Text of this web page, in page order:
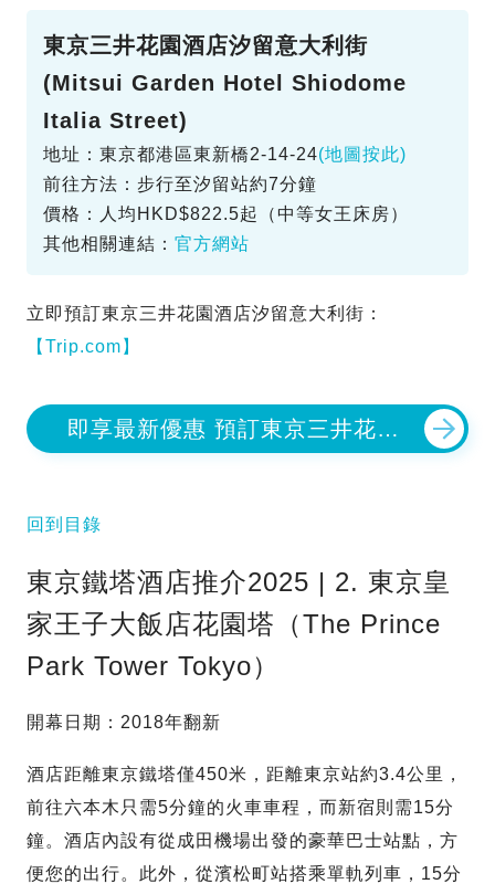
東京三井花園酒店汐留意大利街
(Mitsui Garden Hotel Shiodome
Italia Street)
地址：東京都港區東新橋2-14-24(地圖按此)
前往方法：步行至汐留站約7分鐘
價格：人均HKD$822.5起（中等女王床房）
其他相關連結： 官方網站
立即預訂東京三井花園酒店汐留意大利街：
【Trip.com】
即享最新優惠 預訂東京三井花園
酒店汐留意大利街
回到目錄
東京鐵塔酒店推介2025 | 2. 東京皇
家王子大飯店花園塔（The Prince
Park Tower Tokyo）
開幕日期：2018年翻新
酒店距離東京鐵塔僅450米，距離東京站約3.4公里，
前往六本木只需5分鐘的火車車程，而新宿則需15分
鐘。酒店內設有從成田機場出發的豪華巴士站點，方
便您的出行。此外，從濱松町站搭乘單軌列車，15分